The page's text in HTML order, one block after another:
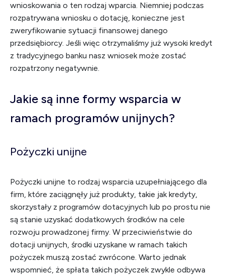
wnioskowania o ten rodzaj wparcia. Niemniej podczas
rozpatrywana wniosku o dotację, konieczne jest
zweryfikowanie sytuacji finansowej danego
przedsiębiorcy. Jeśli więc otrzymaliśmy już wysoki kredyt
z tradycyjnego banku nasz wniosek może zostać
rozpatrzony negatywnie.
Jakie są inne formy wsparcia w
ramach programów unijnych?
Pożyczki unijne
Pożyczki unijne to rodzaj wsparcia uzupełniającego dla
firm, które zaciągnęły już produkty, takie jak kredyty,
skorzystały z programów dotacyjnych lub po prostu nie
są stanie uzyskać dodatkowych środków na cele
rozwoju prowadzonej firmy. W przeciwieństwie do
dotacji unijnych, środki uzyskane w ramach takich
pożyczek muszą zostać zwrócone. Warto jednak
wspomnieć, że spłata takich pożyczek zwykle odbywa